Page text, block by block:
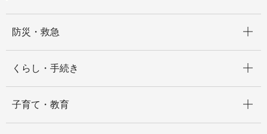
防災・救急
くらし・手続き
子育て・教育